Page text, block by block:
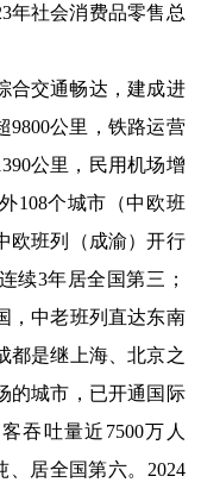
年社会消费品零售总
合交通畅达，建成进
9800公里，铁路运营
公里，民用机场增
108个城市（中欧班
欧班列（成渝）开行
续3年居全国第三；
，中老班列直达东南
都是继上海、北京之
的城市，已开通国际
吞吐量近7500万人
、居全国第六。 2024